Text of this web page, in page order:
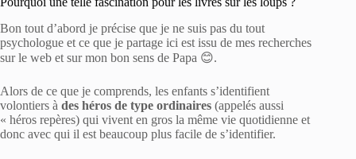
Bon tout d’abord je précise que je ne suis pas du tout
psychologue et ce que je partage ici est issu de mes recherches
sur le web et sur mon bon sens de Papa 😊.
Alors de ce que je comprends, les enfants s’identifient
volontiers à des héros de type ordinaires (appelés aussi
« héros repères) qui vivent en gros la même vie quotidienne et
donc avec qui il est beaucoup plus facile de s’identifier.